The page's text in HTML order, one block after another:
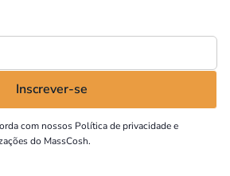
com nossos Política de privacidadee
do MassCosh.